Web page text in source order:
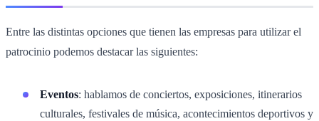
Entre las distintas opciones que tienen las empresas para utilizar el
patrocinio podemos destacar las siguientes:
Eventos: hablamos de conciertos, exposiciones, itinerarios
culturales, festivales de música, acontecimientos deportivos y